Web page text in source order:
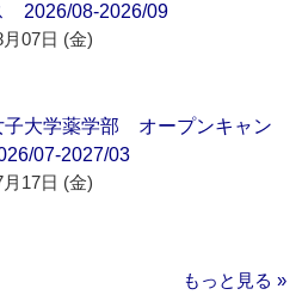
2026/08-2026/09
07日 (金)
子大学薬学部 オープンキャン
07-2027/03
17日 (金)
もっと見る »